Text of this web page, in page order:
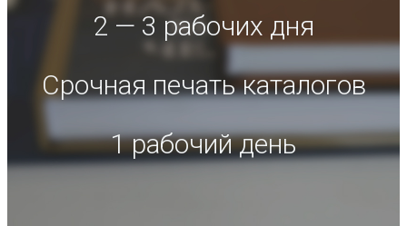
2 — 3 рабочих дня
Срочная печать каталогов
1 рабочий день